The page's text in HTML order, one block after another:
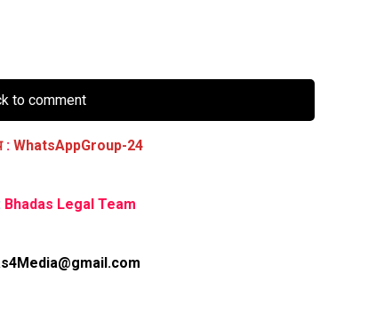
to comment
: WhatsAppGroup-24
Bhadas Legal Team